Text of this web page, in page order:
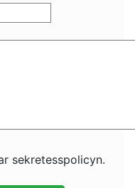
sekretesspolicyn.